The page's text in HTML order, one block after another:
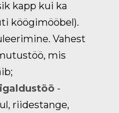
kapp kui ka
köögimööbel).
Vahest
mis
-
riidestange,